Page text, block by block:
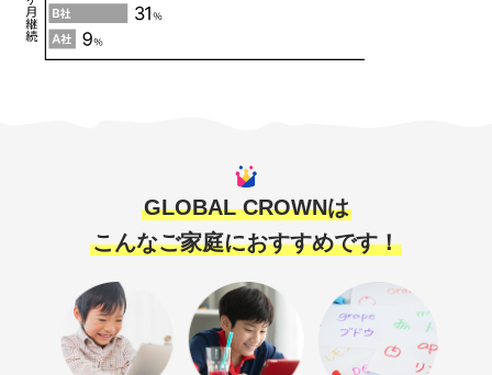
GLOBAL CROWNは
こんなご家庭におすすめです！